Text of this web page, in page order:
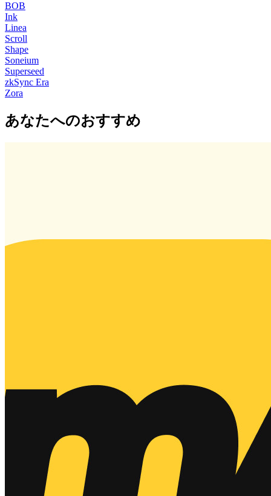
BOB
Ink
Linea
Scroll
Shape
Soneium
Superseed
zkSync Era
Zora
あなたへのおすすめ